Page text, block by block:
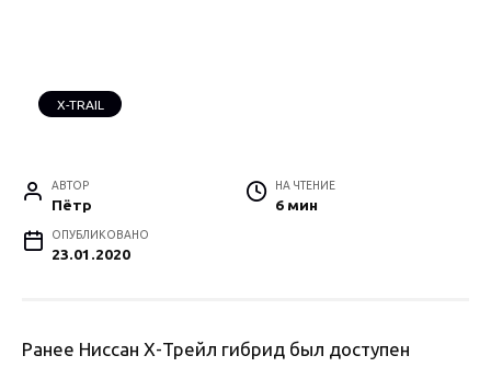
X-TRAIL
АВТОР
Пётр
НА ЧТЕНИЕ
6 мин
ОПУБЛИКОВАНО
23.01.2020
Ранее Ниссан Х-Трейл гибрид был доступен